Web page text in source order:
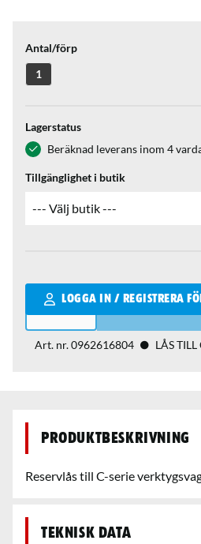
Antal/förp
1
Lagerstatus
Beräknad leverans inom 4
Tillgänglighet i butik
LOGGA IN / REGISTRERA
Qantity
Art. nr.0962616804 LÅS TILL
Produktbeskrivning
Reservlås till C-serie
Teknisk data